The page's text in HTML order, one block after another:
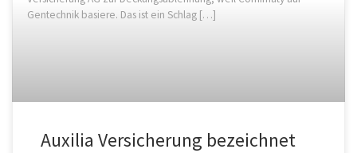
Gentechnik basiere. Das ist ein Schlag […]
Auxilia Versicherung bezeichnet